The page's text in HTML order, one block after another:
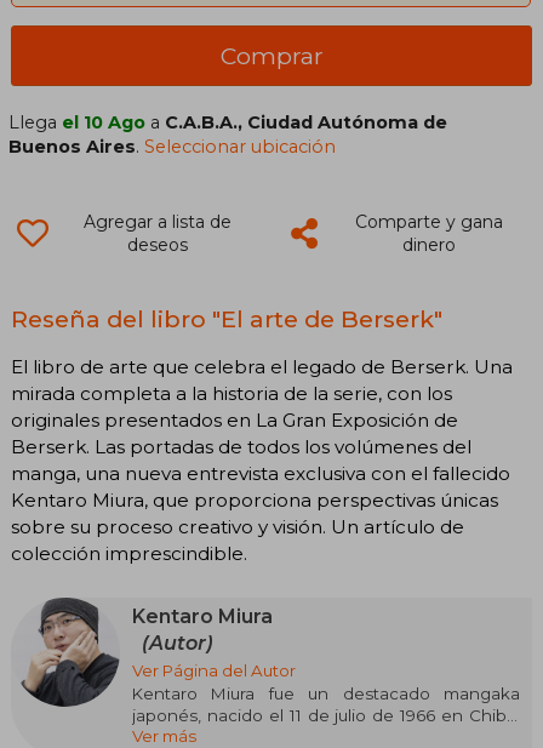
Comprar
Llega el 10 Ago a C.A.B.A., Ciudad Autónoma de
Buenos Aires.Seleccionar ubicación
Agregar a lista de
deseos
Comparte y gana
dinero
Reseña del libro "El arte de Berserk"
El libro de arte que celebra el legado de Berserk. Una
mirada completa a la historia de la serie, con los
originales presentados en La Gran Exposición de
Berserk. Las portadas de todos los volúmenes del
manga, una nueva entrevista exclusiva con el fallecido
Kentaro Miura, que proporciona perspectivas únicas
sobre su proceso creativo y visión. Un artículo de
colección imprescindible.
Kentaro Miura
(Autor)
Ver Página del Autor
Kentaro Miura fue un destacado mangaka
japonés, nacido el 11 de julio de 1966 en Chiba,
Japón. Desde temprana edad, mostró un
Ver más